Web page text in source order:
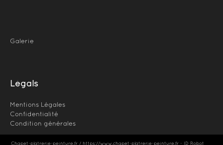
Galerie
Légals
Mentions Légales
Confidentialité
Condition générales
Chapet-platrerie-peinture.fr / https://www.chapet-platrerie-peinture.fr - IDRobot